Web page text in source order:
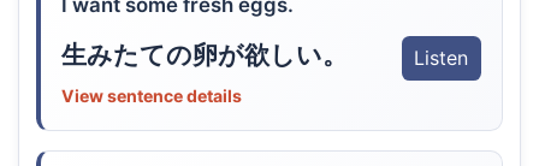
I want some fresh eggs.
生みたての卵が欲しい。 Listen
View sentence details